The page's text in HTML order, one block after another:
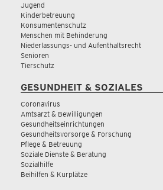
Jugend
Kinderbetreuung
Konsumentenschutz
Menschen mit Behinderung
Niederlassungs- und Aufenthaltsrecht
Senioren
Tierschutz
GESUNDHEIT & SOZIALES
Coronavirus
Amtsarzt & Bewilligungen
Gesundheitseinrichtungen
Gesundheitsvorsorge & Forschung
Pflege & Betreuung
Soziale Dienste & Beratung
Sozialhilfe
Beihilfen & Kurplätze